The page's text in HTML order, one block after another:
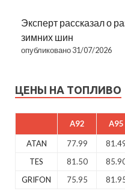
Эксперт рассказал о
зимних шин
опубликовано 31/07/2026
ЦЕНЫ НА ТОПЛИВО
A92 A95
ATAN 77.99
TES
81.50
GRIFON
75.95